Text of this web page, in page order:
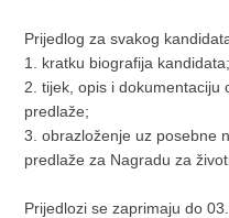
Prijedlog za svakog
1. kratku biografija kandidata;
2. tijek, opis i dokumentaciju
predlaže;
3. obrazloženje uz posebne
predlaže za Nagradu za
Prijedlozi se zaprimaju do